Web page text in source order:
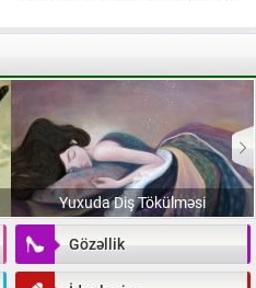
Yuxuda Diş Tökülməsi
Gözəllik